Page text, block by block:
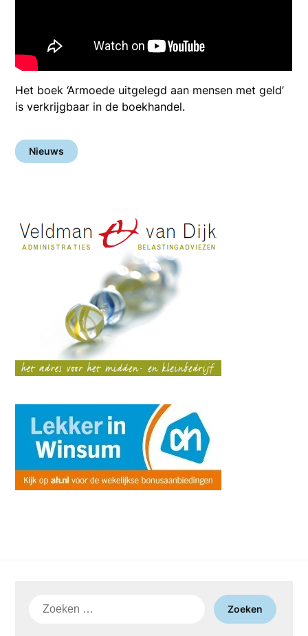
Het boek ‘Armoede uitgelegd aan mensen met geld’
is verkrijgbaar in de boekhandel.
Nieuws
Zoeken